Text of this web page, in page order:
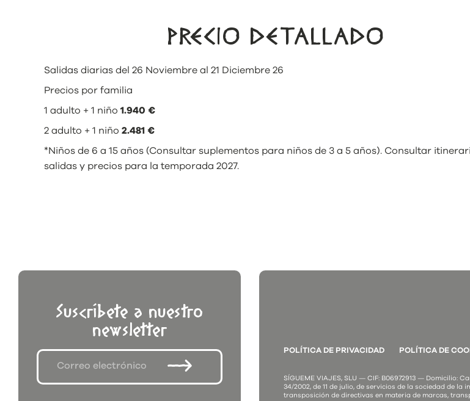
PRECIO DETALLADO
Salidas diarias del 26 Noviembre al 21 Diciembre 26
Precios por familia
1 adulto + 1 niño 1.940 €
2 adulto + 1 niño 2.481 €
*Niños de 6 a 15 años (Consultar suplementos para niños de 3 a 5 años). Consultar
salidas y precios para la temporada 2027.
Suscríbete a nuestro
newsletter
POLÍTICA DE PRIVACIDAD POLÍTICA DE
SÍGUEME VIAJES, SLU — CIF: B06972913 — Domicilio:
34/2002, de 11 de julio, de servicios de la sociedad de la
transposición de directivas en materia de marcas,